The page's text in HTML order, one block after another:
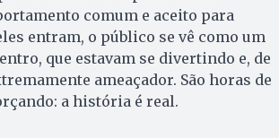
comum e aceito para
entram, o público se vê como um
que estavam se divertindo e, de
ameaçador. São horas de
a história é real.